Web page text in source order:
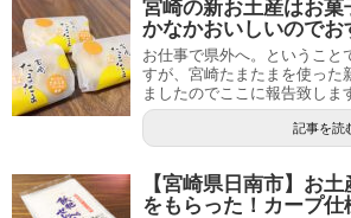
宮崎の新お土産はお
かなかおいしいのでお
お仕事で県外へ。ということ
すが、宮崎たまたまを使った
ましたのでここに報告致しま
記事を読
【宮崎県日南市】お
をもらった！カープ仕